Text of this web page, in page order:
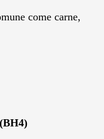
come carne,